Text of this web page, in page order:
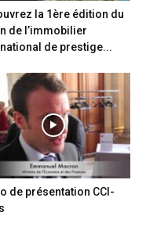
la 1ère édition du
de l’immobilier
de prestige...
de présentation CCI-